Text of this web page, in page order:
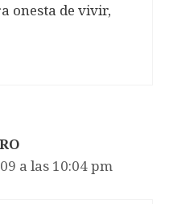
onesta de vivir,
a las 10:04 pm